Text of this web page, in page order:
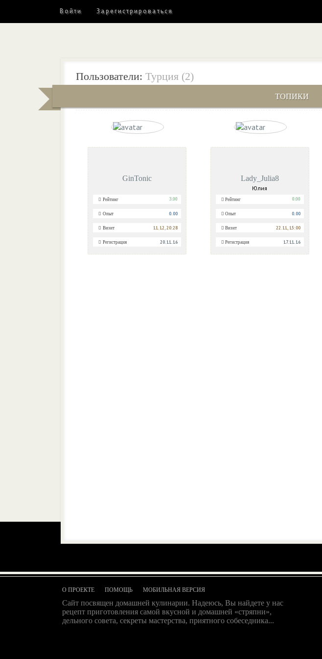
Войти Зарегистрироваться
ТОПИКИ
Пользователи: Турция (2)
Дата регистрации
GinTonic
Рейтинг 3.00
Опыт 0.00
Визит 11.12, 20:28
Регистрация 20.11.16
Lady_Julia8
Юлия
Рейтинг 0.00
Опыт 0.00
Визит 22.11, 15:00
Регистрация 17.11.16
О ПРОЕКТЕ ПОМОЩЬ МОБИЛЬНАЯ ВЕРСИЯ
Сайт посвящен домашней кулинарии. Надеюсь, Вы найдете у нас
рецепт приготовления самой вкусной и домашней «стряпни»,
дельного совета, секреты мастерства, приятного собеседника...